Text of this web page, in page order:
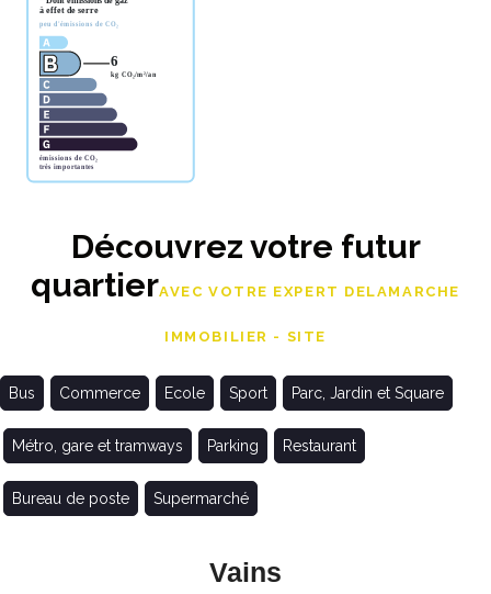
Découvrez votre futur
quartierAVEC VOTRE EXPERT DELAMARCHE
IMMOBILIER - SITE
Bus Commerce Ecole Sport Parc, Jardin et Square
Métro, gare et tramways Parking Restaurant
Bureau de poste Supermarché
Vains